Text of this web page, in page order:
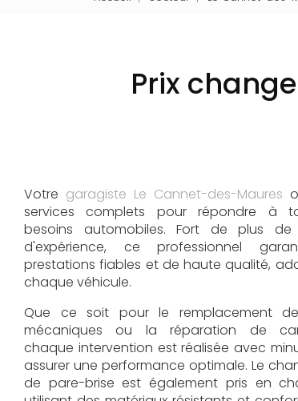
Prix
Votre garagiste Le Cannet-des-Maures
services complets pour répondre à
besoins automobiles. Fort de plus
d'expérience, ce professionnel
prestations fiables et de haute qualité,
chaque véhicule.
Que ce soit pour le remplacement
mécaniques ou la réparation de
chaque intervention est réalisée avec
assurer une performance optimale. Le
de pare-brise est également pris en